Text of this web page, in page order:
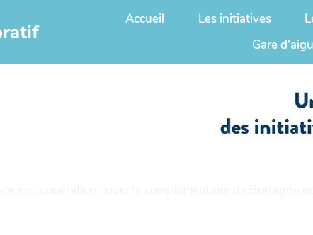
Accueil Les initiatives
Gare